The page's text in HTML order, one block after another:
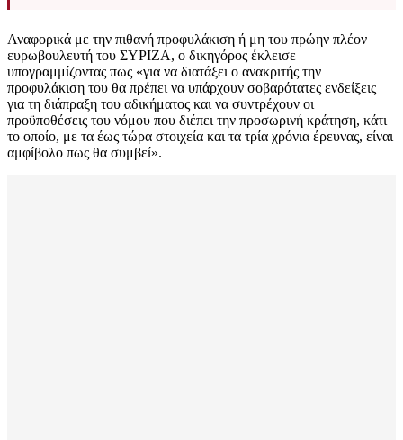
Αναφορικά με την πιθανή προφυλάκιση ή μη του πρώην πλέον
ευρωβουλευτή του ΣΥΡΙΖΑ, ο δικηγόρος έκλεισε
υπογραμμίζοντας πως «για να διατάξει ο ανακριτής την
προφυλάκιση του θα πρέπει να υπάρχουν σοβαρότατες ενδείξεις
για τη διάπραξη του αδικήματος και να συντρέχουν οι
προϋποθέσεις του νόμου που διέπει την προσωρινή κράτηση, κάτι
το οποίο, με τα έως τώρα στοιχεία και τα τρία χρόνια έρευνας, είναι
αμφίβολο πως θα συμβεί».